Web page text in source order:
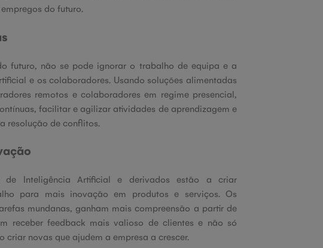
do futuro.
futuro, não se pode ignorar o trabalho de equipa e a
e os colaboradores. Usando soluções alimentadas
remotos e colaboradores em regime presencial,
facilitar e agilizar atividades de aprendizagem e
resolução de conflitos.
Inteligência Artificial e derivados estão a criar
para mais inovação em produtos e serviços. Os
mundanas, ganham mais compreensão a partir de
receber feedback mais valioso de clientes e não só
novas que ajudem a empresa a crescer.